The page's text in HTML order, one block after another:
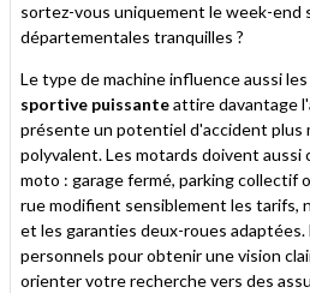
sortez-vous uniquement le week-end
départementales tranquilles ?
Le type de machine influence aussi
sportive puissanteattire davantage
présente un potentiel d'accident plus
polyvalent. Les motards doivent aussi
moto : garage fermé, parking collectif
rue modifient sensiblement les tarifs,
et les garanties deux-roues
personnels pour obtenir une vision
orienter votre recherche vers des